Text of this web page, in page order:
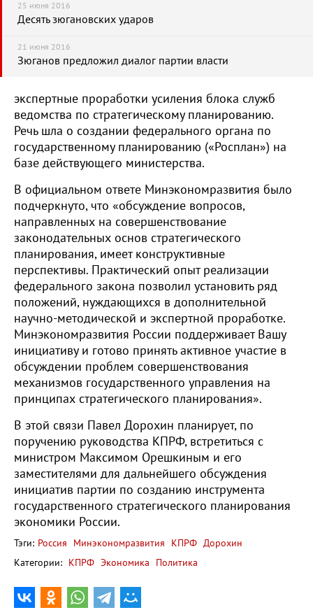
25 июня 2016
Десять зюгановских ударов
21 июня 2016
Зюганов предложил диалог партии власти
экспертные проработки усиления блока служб
ведомства по стратегическому планированию.
Речь шла о создании федерального органа по
государственному планированию («Росплан») на
базе действующего министерства.
В официальном ответе Минэкономразвития было
подчеркнуто, что «обсуждение вопросов,
направленных на совершенствование
законодательных основ стратегического
планирования, имеет конструктивные
перспективы. Практический опыт реализации
федерального закона позволил установить ряд
положений, нуждающихся в дополнительной
научно-методической и экспертной проработке.
Минэкономразвития России поддерживает Вашу
инициативу и готово принять активное участие в
обсуждении проблем совершенствования
механизмов государственного управления на
принципах стратегического планирования».
В этой связи Павел Дорохин планирует, по
поручению руководства КПРФ, встретиться с
министром Максимом Орешкиным и его
заместителями для дальнейшего обсуждения
инициатив партии по созданию инструмента
государственного стратегического планирования
экономики России.
Тэги: Россия Минэкономразвития КПРФ Дорохин
Категории: КПРФ Экономика Политика